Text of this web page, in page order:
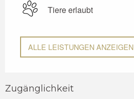
Tiere erlaubt
ALLE LEISTUNGEN ANZEIGEN
Zugänglichkeit